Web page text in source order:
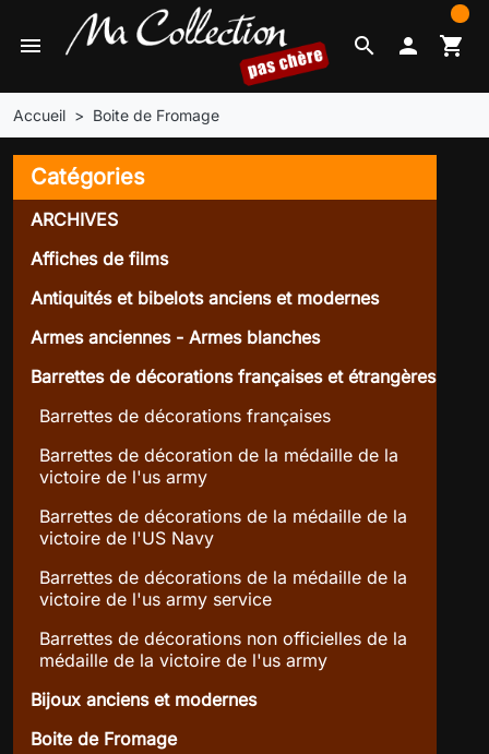
search
menu  shopping_cart
Accueil Boite de Fromage
Catégories
ARCHIVES
Affiches de films
Antiquités et bibelots anciens et modernes
Armes anciennes - Armes blanches
Barrettes de décorations françaises et étrangères
Barrettes de décorations françaises
Barrettes de décoration de la médaille de la
victoire de l'us army
Barrettes de décorations de la médaille de la
victoire de l'US Navy
Barrettes de décorations de la médaille de la
victoire de l'us army service
Barrettes de décorations non officielles de la
médaille de la victoire de l'us army
Bijoux anciens et modernes
Boite de Fromage